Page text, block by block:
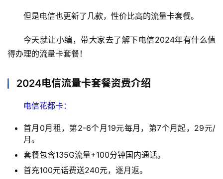
但是电信也更新了几款，性价比高的流量卡套餐。
今天就让小编，带大家去了解下电信2024年有什么值
得办理的流量卡套餐！
2024电信流量卡套餐资费介绍
电信花都卡：
首月0月租，第2-6个月19元每月，第7个月起，29元/
月。
套餐包含135G流量+100分钟国内通话。
首充100元话费送240元，逐月返。